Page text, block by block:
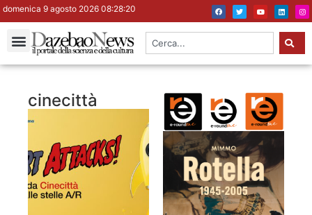
domenica 9 agosto 2026 08:28:21
cinecittà